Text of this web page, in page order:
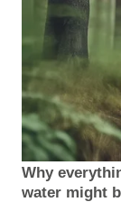
Why
water might